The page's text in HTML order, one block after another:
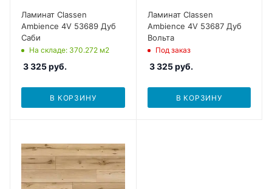
Ламинат Classen
Ambience 4V 53689 Дуб
Саби
На складе: 370.272 м2
3 325руб.
В КОРЗИНУ
Ламинат Classen
Ambience 4V 53687 Дуб
Вольта
Под заказ
3 325руб.
В КОРЗИНУ